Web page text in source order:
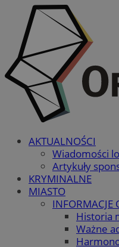
AKTUALNOŚCI
Wiadomości
Artykuły
KRYMINALNE
MIASTO
INFORMACJE
Historia
Ważne